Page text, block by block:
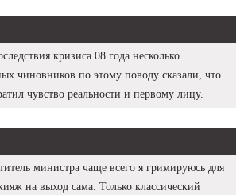
кризиса 08 года несколько
чиновников по этому поводу сказали, что
чувство реальности и первому лицу.
министра чаще всего я гримируюсь для
на выход сама. Только классический